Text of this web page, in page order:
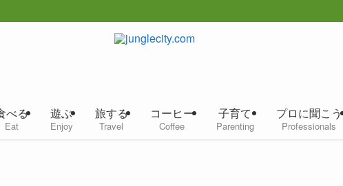
べる
Eat
遊ぶ
Enjoy
旅する
Travel
コーヒー
Coffee
子育て
Parenting
プロに聞こう
Professionals